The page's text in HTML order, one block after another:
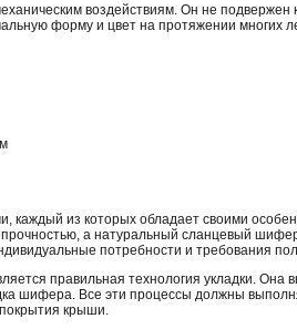
воздействиям. Он не
форму и цвет на протяжении многих
каждый из которых обладает своими
а натуральный сланцевый
потребности и требования
правильная технология укладки. Она
шифера. Все эти процессы должны
крыши.